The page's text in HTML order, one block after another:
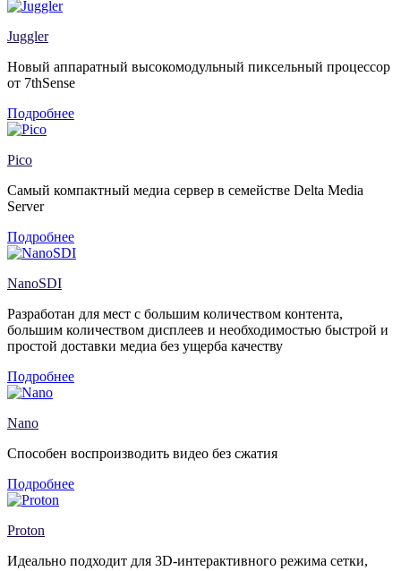
Juggler
Новый аппаратный высокомодульный пиксельный процессор
от 7thSense
Подробнее
Pico
Самый компактный медиа сервер в семействе Delta Media
Server
Подробнее
NanoSDI
Разработан для мест с большим количеством контента,
большим количеством дисплеев и необходимостью быстрой и
простой доставки медиа без ущерба качеству
Подробнее
Nano
Способен воспроизводить видео без сжатия
Подробнее
Proton
Идеально подходит для 3D-интерактивного режима сетки,